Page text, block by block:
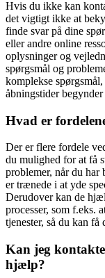
Hvis du ikke kan
det vigtigt ikke at
finde svar på dine
eller andre online
oplysninger og
spørgsmål og
komplekse
åbningstider begynder
Hvad er
Der er flere fordele
du mulighed for at få
problemer, når du har
er trænede i at yde
Derudover kan de
processer, som f.eks.
tjenester, så du kan få
Kan jeg
hjælp?